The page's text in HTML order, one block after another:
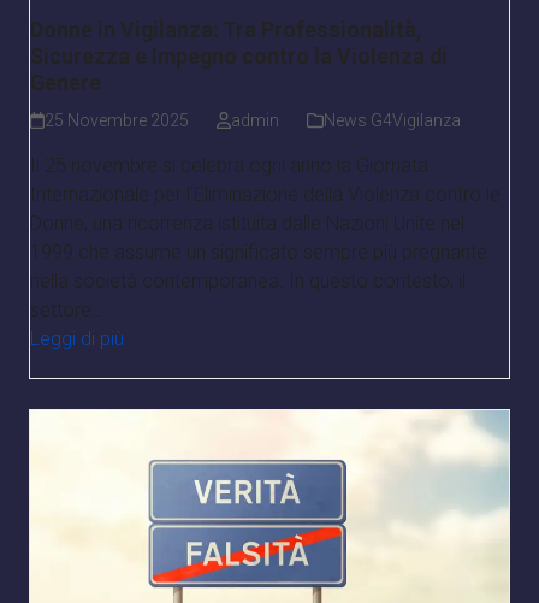
Donne in Vigilanza: Tra Professionalità,
Sicurezza e Impegno contro la Violenza di
Genere
25 Novembre 2025 admin News G4Vigilanza
Il 25 novembre si celebra ogni anno la Giornata
Internazionale per l'Eliminazione della Violenza contro le
Donne, una ricorrenza istituita dalle Nazioni Unite nel
1999 che assume un significato sempre più pregnante
nella società contemporanea. In questo contesto, il
settore…
Leggi di più